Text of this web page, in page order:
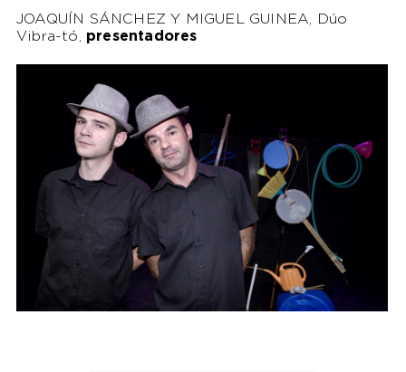
JOAQUÍN SÁNCHEZ Y MIGUEL GUINEA, Dúo
Vibra-tó, presentadores